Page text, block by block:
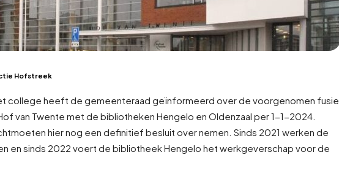
Hofstreek
college heeft de gemeenteraad geïnformeerd over de voorgenomen fusie
van Twente met de bibliotheken Hengelo en Oldenzaal per 1-1-2024.
moeten hier nog een definitief besluit over nemen. Sinds 2021 werken de
en sinds 2022 voert de bibliotheek Hengelo het werkgeverschap voor de